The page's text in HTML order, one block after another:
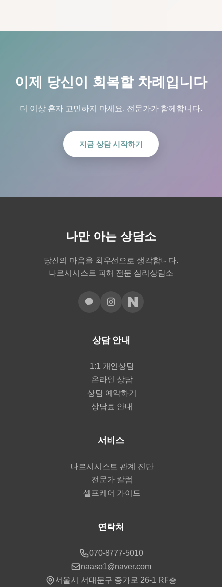
이제 당신이 회복할 차례입니다
더 이상 혼자 고민하지 마세요. 전문가가 함께합니다.
지금 상담 시작하기
나만 아는 상담소
당신의 마음을 최우선으로 생각합니다.
나르시시스트 피해 전문 심리상담소
상담 안내
1:1 개인상담
온라인 상담
상담 예약하기
상담료 안내
서비스
나르시시스트 관계 진단
전문가 칼럼
셀프케어 가이드
연락처
070-8777-5010
naaso1@naver.com
서울시 서대문구 증가로 26-1 RF층